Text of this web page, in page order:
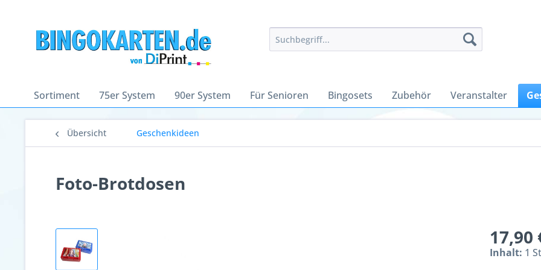
Sortiment 75er System 90er System Für Senioren Bingosets Zubehör Veranstalter
Übersicht Geschenkideen
Foto-Brotdosen
17,90
Inhalt: 1